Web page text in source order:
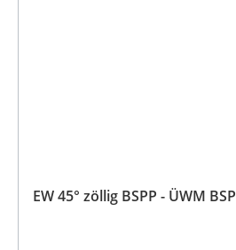
EW 45° zöllig BSPP - ÜWM